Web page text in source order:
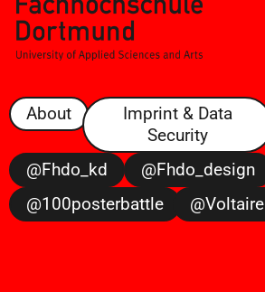
About
Imprint & Data
Security
@fhdo_kd
@fhdo_design
@100posterbattle
@voltaire